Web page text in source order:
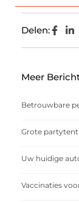
Delen:
Meer
Betrouwbare
Grote partytent
Uw huidige
Vaccinaties